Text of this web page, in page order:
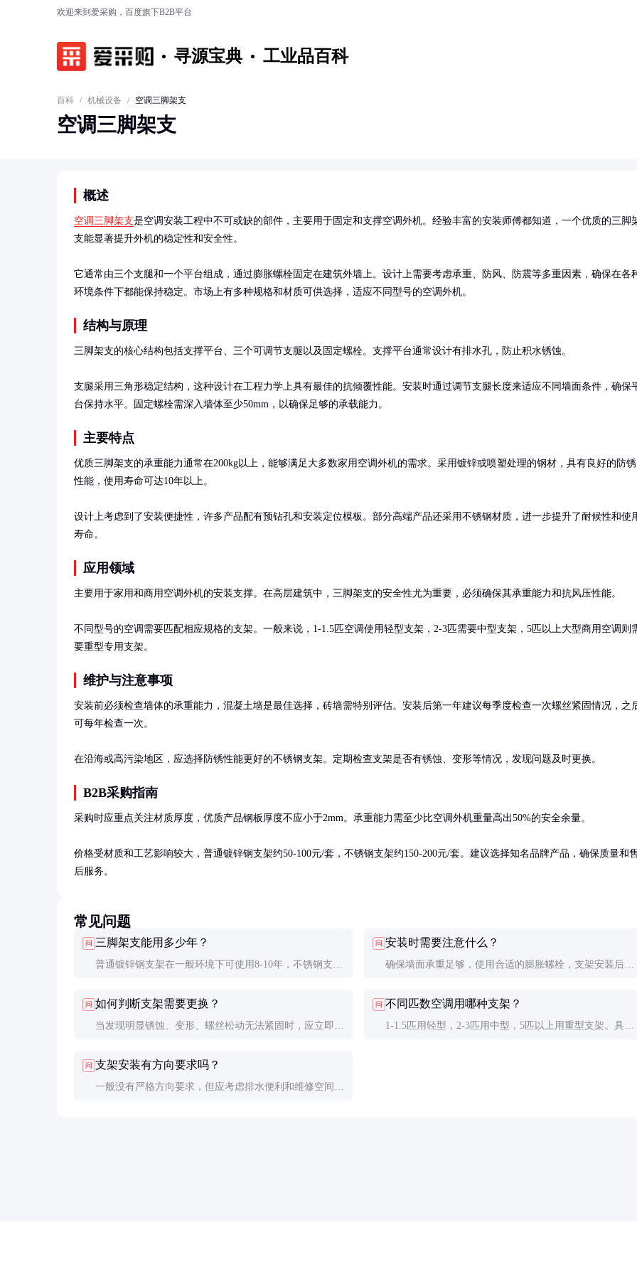
欢迎来到爱采购，百度旗下B2B平台
寻源宝典 工业品百科
百科 / 机械设备 / 空调三脚架支
空调三脚架支
概述
空调三脚架支是空调安装工程中不可或缺的部件，主要用于固定和支撑空调外机。经验丰富的安装师傅都知道，一个优质的三脚
支能显著提升外机的稳定性和安全性。
它通常由三个支腿和一个平台组成，通过膨胀螺栓固定在建筑外墙上。设计上需要考虑承重、防风、防震等多重因素，确保在各
环境条件下都能保持稳定。市场上有多种规格和材质可供选择，适应不同型号的空调外机。
结构与原理
三脚架支的核心结构包括支撑平台、三个可调节支腿以及固定螺栓。支撑平台通常设计有排水孔，防止积水锈蚀。
支腿采用三角形稳定结构，这种设计在工程力学上具有最佳的抗倾覆性能。安装时通过调节支腿长度来适应不同墙面条件，确保
台保持水平。固定螺栓需深入墙体至少50mm，以确保足够的承载能力。
主要特点
优质三脚架支的承重能力通常在200kg以上，能够满足大多数家用空调外机的需求。采用镀锌或喷塑处理的钢材，具有良好的防锈
性能，使用寿命可达10年以上。
设计上考虑到了安装便捷性，许多产品配有预钻孔和安装定位模板。部分高端产品还采用不锈钢材质，进一步提升了耐候性和使
寿命。
应用领域
主要用于家用和商用空调外机的安装支撑。在高层建筑中，三脚架支的安全性尤为重要，必须确保其承重能力和抗风压性能。
不同型号的空调需要匹配相应规格的支架。一般来说，1-1.5匹空调使用轻型支架，2-3匹需要中型支架，5匹以上大型商用空调则
要重型专用支架。
维护与注意事项
安装前必须检查墙体的承重能力，混凝土墙是最佳选择，砖墙需特别评估。安装后第一年建议每季度检查一次螺丝紧固情况，之
可每年检查一次。
在沿海或高污染地区，应选择防锈性能更好的不锈钢支架。定期检查支架是否有锈蚀、变形等情况，发现问题及时更换。
B2B采购指南
采购时应重点关注材质厚度，优质产品钢板厚度不应小于2mm。承重能力需至少比空调外机重量高出50%的安全余量。
价格受材质和工艺影响较大，普通镀锌钢支架约50-100元/套，不锈钢支架约150-200元/套。建议选择知名品牌产品，确保质量和
后服务。
常见问题
问 三脚架支能用多少年？
普通镀锌钢支架在一般环境下可使用8-10年，不锈钢支架
大。
问 安装时需要注意什么？
确保墙面承重足够，使用合适的膨胀螺栓，支架安装后要
问 如何判断支架需要更换？
当发现明显锈蚀、变形、螺丝松动无法紧固时，应立即更
问 不同匹数空调用哪种支架？
1-1.5匹用轻型，2-3匹用中型，5匹以上用重型支架。具体
问 支架安装有方向要求吗？
一般没有严格方向要求，但应考虑排水便利和维修空间，